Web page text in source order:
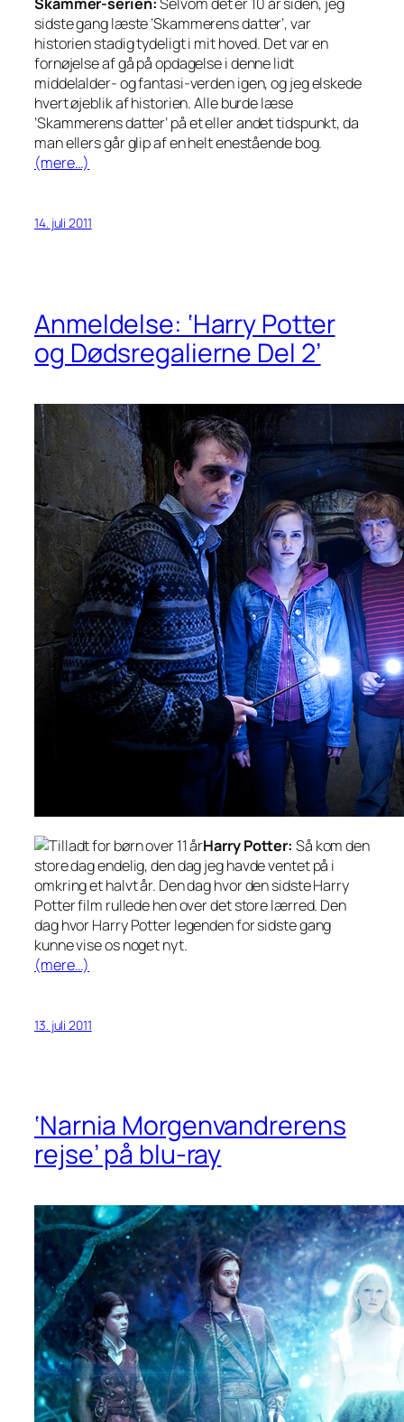
sidste gang læste ’Skammerens datter’, var
historien stadig tydeligt i mit hoved. Det var en
fornøjelse af gå på opdagelse i denne lidt
middelalder- og fantasi-verden igen, og jeg elskede
hvert øjeblik af historien. Alle burde læse
’Skammerens datter’ på et eller andet tidspunkt, da
man ellers går glip af en helt enestående bog.
(mere…)
14. juli 2011
Anmeldelse: ‘Harry Potter
og Dødsregalierne Del 2’
Harry Potter: Så kom den
store dag endelig, den dag jeg havde ventet på i
omkring et halvt år. Den dag hvor den sidste Harry
Potter film rullede hen over det store lærred. Den
dag hvor Harry Potter legenden for sidste gang
kunne vise os noget nyt.
(mere…)
13. juli 2011
‘Narnia Morgenvandrerens
rejse’ på blu-ray